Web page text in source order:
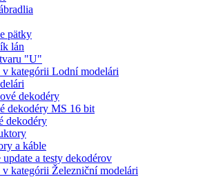
pätky
lán
"U"
v kategórii Lodní modelári
dekodéry
dekodéry MS 16 bit
dekodéry
a káble
a testy dekodérov
v kategórii Železniční modelári